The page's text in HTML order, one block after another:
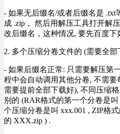
- 如果无后缀名/或者后缀名是 .txt
成 .zip， 然后用解压工具打开解
改后缀名，这种情况, 要先百度下
2. 多个压缩分卷文件的 (需要全
- 如果后缀名正常: 只需要解压第
程中会自动调用其他分卷, 不需要
需要提前全部下载好), 不同压缩
别的 (RAR格式的第一个分卷是叫
个压缩分卷是叫 xxx.001 , ZIP格
的 XXX.zip ) .